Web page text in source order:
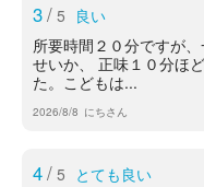
3/ 5 良い
所要時間２０分ですが
せいか、 正味１０分ほ
た。こどもは...
2026/8/8 にちさん
4/ 5 とても良い